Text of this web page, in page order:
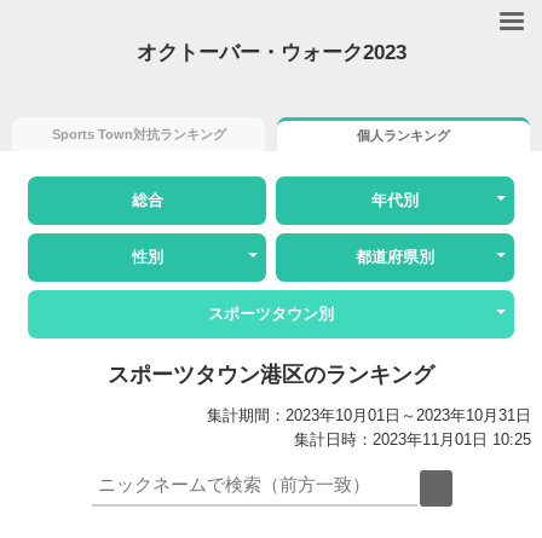
オクトーバー・ウォーク2023
Sports Town対抗ランキング 個人ランキング
総合 年代別
性別 都道府県別
スポーツタウン別
スポーツタウン港区のランキング
集計期間：2023年10月01日～2023年10月31日
集計日時：2023年11月01日 10:25